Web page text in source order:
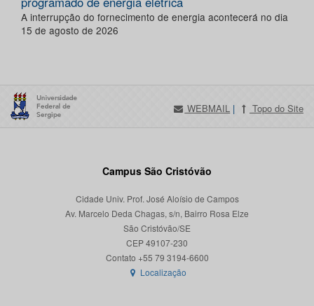
A interrupção do fornecimento de energia acontecerá no dia
15 de agosto de 2026
WEBMAIL | Topo do Site
Campus São Cristóvão
Cidade Univ. Prof. José Aloísio de Campos
Av. Marcelo Deda Chagas, s/n, Bairro Rosa Elze
São Cristóvão/SE
CEP 49107-230
Localização